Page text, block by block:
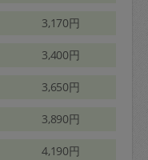
3,170円
3,400円
3,650円
3,890円
4,190円